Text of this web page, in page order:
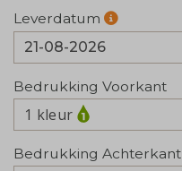
Leverdatum
Bedrukking Voorkant
1 kleur
Bedrukking Achterkant